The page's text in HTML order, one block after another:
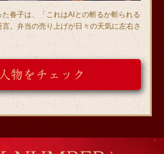
春子は、「これはAIとの斬るか斬られる
。弁当の売り上げが日々の天気に左右さ